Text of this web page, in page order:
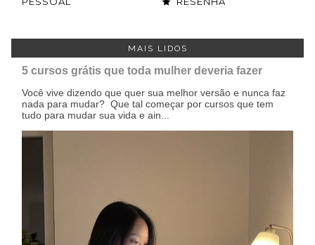
MAIS LIDOS
5 cursos grátis que toda mulher deveria fazer
Você vive dizendo que quer sua melhor versão e nunca faz
nada para mudar? Que tal começar por cursos que tem
tudo para mudar sua vida e ain...